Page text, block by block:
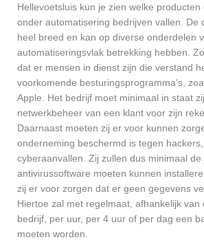
Hellevoetsluis kun je zien welke
onder automatisering bedrijven vallen. De
heel breed en kan op diverse onderdelen
automatiseringsvlak betrekking hebben.
dat er mensen in dienst zijn die verstand
voorkomende besturingsprogramma’s,
Apple. Het bedrijf moet minimaal in staat
netwerkbeheer van een klant voor zijn
Daarnaast moeten zij er voor kunnen
onderneming beschermd is tegen
cyberaanvallen. Zij zullen dus minimaal de
antivirussoftware moeten kunnen
zij er voor zorgen dat er geen gegevens
Hiertoe zal met regelmaat, afhankelijk
bedrijf, per uur, per 4 uur of per dag een
moeten worden.